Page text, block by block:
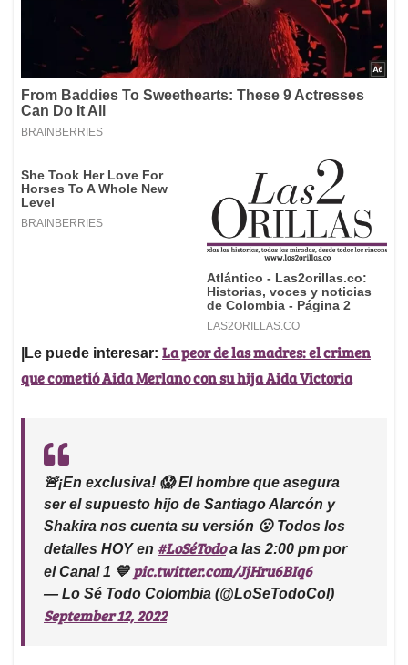
|Le puede interesar: La peor de las madres: el crimen
que cometió Aida Merlano con su hija Aida Victoria
🚨¡En exclusiva! 😱 El hombre que asegura
ser el supuesto hijo de Santiago Alarcón y
Shakira nos cuenta su versión 😮 Todos los
detalles HOY en #LoSéTodoa las 2:00 pm por
el Canal 1 💙 pic.twitter.com/JjHru6BIq6
— Lo Sé Todo Colombia (@LoSeTodoCol)
September 12, 2022